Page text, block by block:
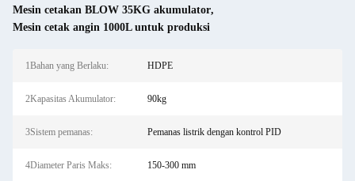
Mesin cetakan BLOW 35KG akumulator,
Mesin cetak angin 1000L untuk produksi
1Bahan yang Berlaku: HDPE
2Kapasitas Akumulator: 90kg
3Sistem pemanas: Pemanas listrik dengan kontrol PID
4Diameter Paris Maks: 150-300 mm